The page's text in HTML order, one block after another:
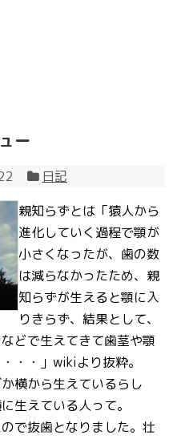
ー
日記
親知らずとは「猿人から
進化していく過程で顎が
小さくなったが、歯の数
は減らなかったため、親
知らずが生えると顎に入
りきらず、結果として、
どで生えてきて歯茎や顎
・・」wikiより抜粋。
横から生えているらし
生えている人って。
で抜歯となりました。壮